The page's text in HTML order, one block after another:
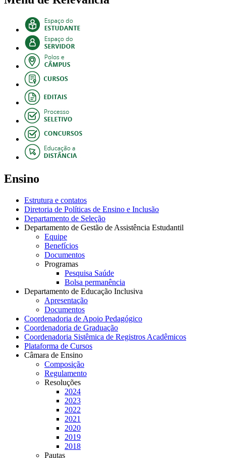
Ensino
Estrutura e contatos
Diretoria de Políticas de Ensino e Inclusão
Departamento de Seleção
Departamento de Gestão de Assistência Estudantil
Equipe
Benefícios
Documentos
Programas
Pesquisa Saúde
Bolsa permanência
Departamento de Educação Inclusiva
Apresentação
Documentos
Coordenadoria de Apoio Pedagógico
Coordenadoria de Graduação
Coordenadoria Sistêmica de Registros Acadêmicos
Plataforma de Cursos
Câmara de Ensino
Composição
Regulamento
Resoluções
2024
2023
2022
2021
2020
2019
2018
Pautas